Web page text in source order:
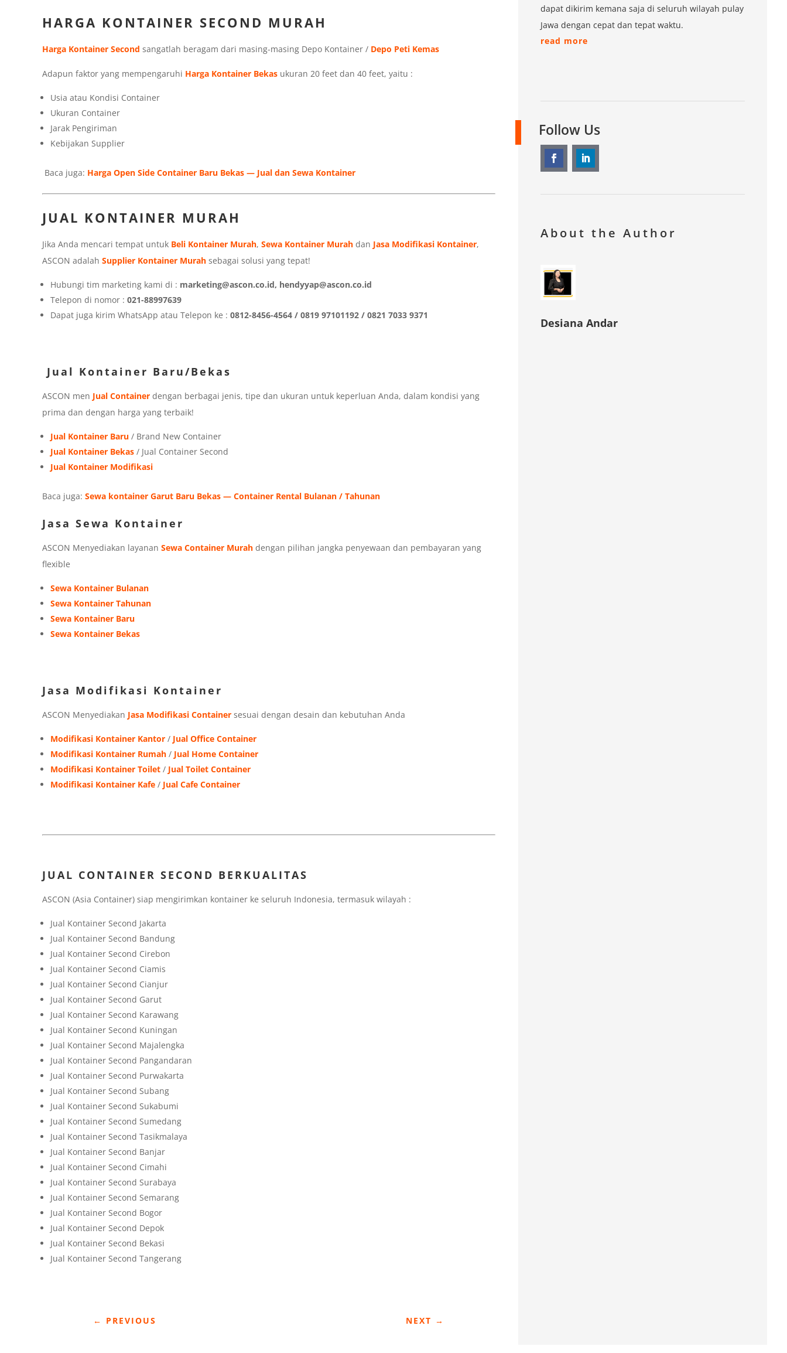
HARGA KONTAINER SECOND MURAH
Harga Kontainer Second sangatlah beragam dari masing-masing Depo Kontainer / Depo Peti Kemas
Adapun faktor yang mempengaruhi Harga Kontainer Bekasukuran 20 feet dan 40 feet, yaitu :
Usia atau Kondisi Container
Ukuran Container
Jarak Pengiriman
Kebijakan Supplier
Baca juga: Harga Open Side Container Baru Bekas — Jual dan Sewa Kontainer
JUAL KONTAINER MURAH
Jika Anda mencari tempat untuk Beli Kontainer Murah, Sewa Kontainer Murahdan Jasa Modifikasi Kontainer,
ASCON adalah Supplier Kontainer Murahsebagai solusi yang tepat!
Hubungi tim marketing kami di : marketing@ascon.co.id, hendyyap@ascon.co.id
Telepon di nomor : 021-88997639
Dapat juga kirim WhatsApp atau Telepon ke : 0812-8456-4564 / 0819 97101192 / 0821 7033 9371
Jual Kontainer Baru/Bekas
ASCON men Jual Containerdengan berbagai jenis, tipe dan ukuran untuk keperluan Anda, dalam kondisi yang
prima dan dengan harga yang terbaik!
Jual Kontainer Baru/ Brand New Container
Jual Kontainer Bekas/ Jual Container Second
Jual Kontainer Modifikasi
Baca juga: Sewa kontainer Garut Baru Bekas — Container Rental Bulanan / Tahunan
Jasa Sewa Kontainer
ASCON Menyediakan layanan Sewa Container Murahdengan pilihan jangka penyewaan dan pembayaran yang
flexible
Sewa Kontainer Bulanan
Sewa Kontainer Tahunan
Sewa Kontainer Baru
Sewa Kontainer Bekas
Jasa Modifikasi Kontainer
ASCON Menyediakan Jasa Modifikasi Containersesuai dengan desain dan kebutuhan Anda
Modifikasi Kontainer Kantor/ Jual Office Container
Modifikasi Kontainer Rumah/ Jual Home Container
Modifikasi Kontainer Toilet/ Jual Toilet Container
Modifikasi Kontainer Kafe/ Jual Cafe Container
JUAL CONTAINER SECOND BERKUALITAS
ASCON (Asia Container) siap mengirimkan kontainer ke seluruh Indonesia, termasuk wilayah :
Jual Kontainer Second Jakarta
Jual Kontainer Second Bandung
Jual Kontainer Second Cirebon
Jual Kontainer Second Ciamis
Jual Kontainer Second Cianjur
Jual Kontainer Second Garut
Jual Kontainer Second Karawang
Jual Kontainer Second Kuningan
Jual Kontainer Second Majalengka
Jual Kontainer Second Pangandaran
Jual Kontainer Second Purwakarta
Jual Kontainer Second Subang
Jual Kontainer Second Sukabumi
Jual Kontainer Second Sumedang
Jual Kontainer Second Tasikmalaya
Jual Kontainer Second Banjar
Jual Kontainer Second Cimahi
Jual Kontainer Second Surabaya
Jual Kontainer Second Semarang
Jual Kontainer Second Bogor
Jual Kontainer Second Depok
Jual Kontainer Second Bekasi
Jual Kontainer Second Tangerang
← PREVIOUS NEXT →
dapat dikirim kemana saja di seluruh wilayah pulay
Jawa dengan cepat dan tepat waktu.
read more
Follow Us
About the Author
Desiana Andar